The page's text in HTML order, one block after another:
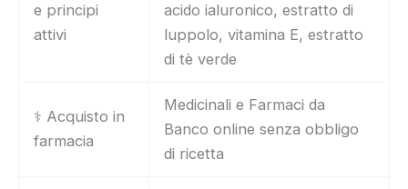
e principi
attivi
acido ialuronico, estratto di
luppolo, vitamina E, estratto
di tè verde
⚕️ Acquisto in
farmacia
Medicinali e Farmaci da
Banco online senza obbligo
di ricetta